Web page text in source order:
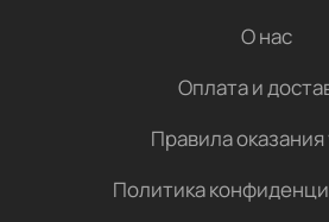
О нас
Оплата и
Правила оказания
Политика